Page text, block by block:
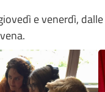
e venerdì,